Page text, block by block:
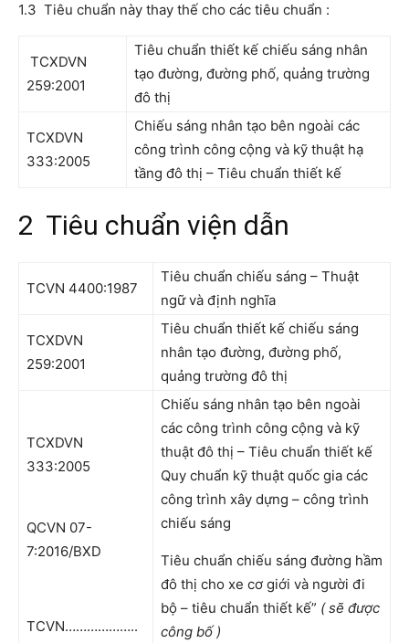
1.3 Tiêu chuẩn này thay thế cho các tiêu chuẩn :
TCXDVN
259:2001
Tiêu chuẩn thiết kế chiếu sáng nhân
tạo đường, đường phố, quảng trường
đô thị
TCXDVN
333:2005
Chiếu sáng nhân tạo bên ngoài các
công trình công cộng và kỹ thuật hạ
tầng đô thị – Tiêu chuẩn thiết kế
2 Tiêu chuẩn viện dẫn
TCVN 4400:1987
Tiêu chuẩn chiếu sáng – Thuật
ngữ và định nghĩa
TCXDVN
259:2001
Tiêu chuẩn thiết kế chiếu sáng
nhân tạo đường, đường phố,
quảng trường đô thị
TCXDVN
333:2005
QCVN 07-
7:2016/BXD
TCVN………………..
Chiếu sáng nhân tạo bên ngoài
các công trình công cộng và kỹ
thuật đô thị – Tiêu chuẩn thiết kế
Quy chuẩn kỹ thuật quốc gia các
công trình xây dựng – công trình
chiếu sáng
Tiêu chuẩn chiếu sáng đường hầm
đô thị cho xe cơ giới và người đi
bộ – tiêu chuẩn thiết kế” ( sẽ được
công bố )